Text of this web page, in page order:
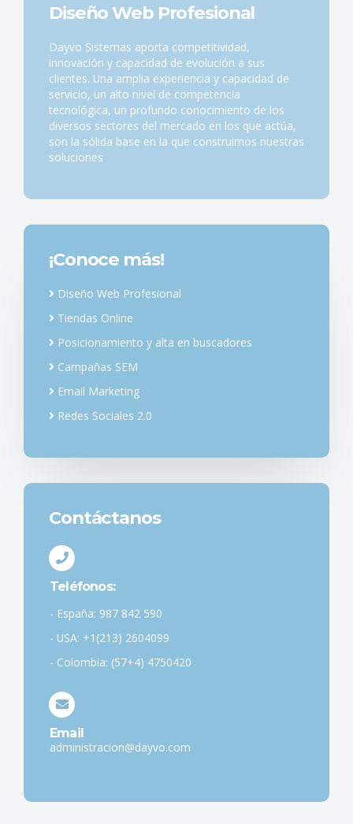
Diseño Web Profesional
Dayvo Sistemas aporta competitividad,
innovación y capacidad de evolución a sus
clientes. Una amplia experiencia y capacidad de
servicio, un alto nivel de competencia
tecnológica, un profundo conocimiento de los
diversos sectores del mercado en los que actúa,
son la sólida base en la que construimos nuestras
soluciones
¡Conoce más!
Diseño Web Profesional
Tiendas Online
Posicionamiento y alta en buscadores
Campañas SEM
Email Marketing
Redes Sociales 2.0
Contáctanos
Teléfonos:
- España: 987 842 590
- USA: +1(213) 2604099
- Colombia: (57+4) 4750420
Email
administracion@dayvo.com